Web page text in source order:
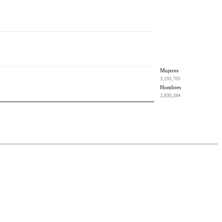
Mujeres
3,193,703
Hombres
2,830,284